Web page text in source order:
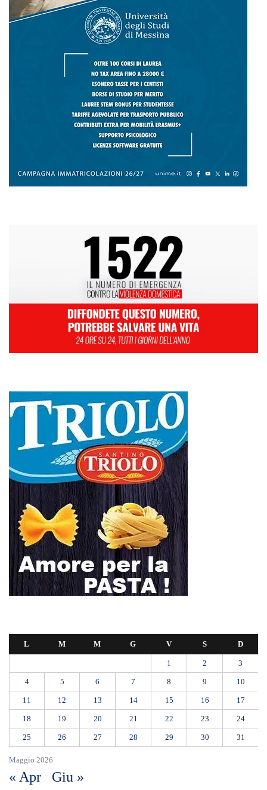
Maggio 2026
L M M G V S D
1 2 3
4 5 6 7 8 9 10
11 12 13 14 15 16 17
18 19 20 21 22 23 24
25 26 27 28 29 30 31
« Apr Giu »